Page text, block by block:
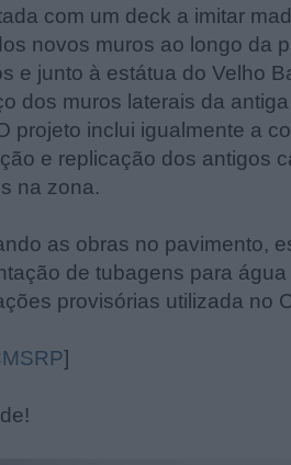
com um deck a imitar
novos muros ao longo da
e junto à estátua do Velho
dos muros laterais da
projeto inclui igualmente a
e replicação dos antigos
na zona.
as obras no pavimento,
de tubagens para
provisórias utilizada no
]